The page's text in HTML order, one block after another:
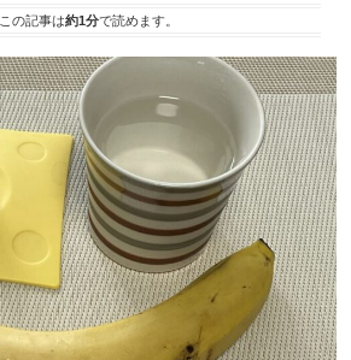
この記事は約1分で読めます。